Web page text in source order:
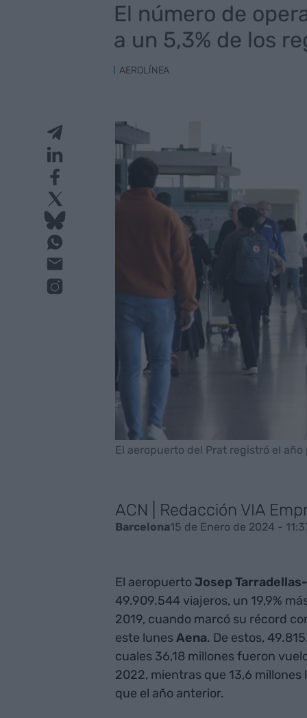
El número de
a un 5,3% de los
AEROLÍNEA
El aeropuerto del Prat registró el año
ACN | Redacción VIA
Barcelona15 de Enero de 2024 -
El aeropuertoJosep
49.909.544 viajeros, un 19,9%
2019, cuando marcó su récord
este lunesAena. De estos,
cuales 36,18 millones fueron
2022, mientras que 13,6 millones
que el año anterior.